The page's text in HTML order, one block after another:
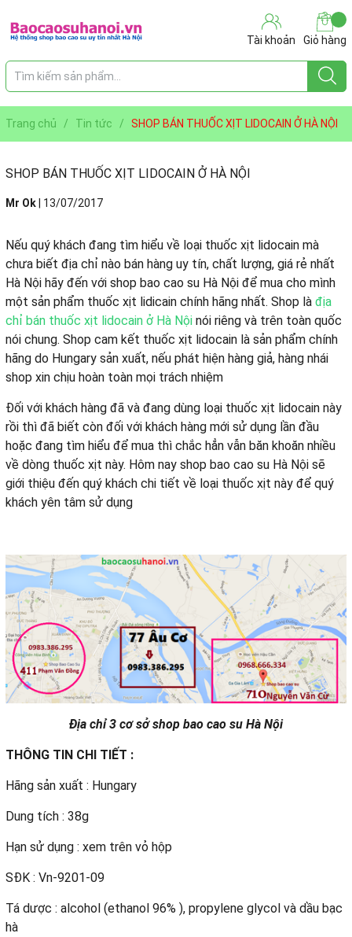
Tài khoản Giỏ hàng
Trang chủ / Tin tức / SHOP BÁN THUỐC XỊT LIDOCAIN Ở HÀ NỘI
SHOP BÁN THUỐC XỊT LIDOCAIN Ở HÀ NỘI
Mr Ok 13/07/2017
Nếu quý khách đang tìm hiểu về loại thuốc xịt lidocain mà
chưa biết địa chỉ nào bán hàng uy tín, chất lượng, giá rẻ nhất
Hà Nội hãy đến với shop bao cao su Hà Nội để mua cho mình
một sản phẩm thuốc xịt lidicain chính hãng nhất. Shop là địa
chỉ bán thuốc xịt lidocain ở Hà Nội nói riêng và trên toàn quốc
nói chung. Shop cam kết thuốc xịt lidocain là sản phẩm chính
hãng do Hungary sản xuất, nếu phát hiện hàng giả, hàng nhái
shop xin chịu hoàn toàn mọi trách nhiệm
Đối với khách hàng đã và đang dùng loại thuốc xịt lidocain này
rồi thì đã biết còn đối với khách hàng mới sử dụng lần đầu
hoặc đang tìm hiểu để mua thì chắc hẳn vẫn băn khoăn nhiều
về dòng thuốc xịt này. Hôm nay shop bao cao su Hà Nội sẽ
giới thiệu đến quý khách chi tiết về loại thuốc xịt này để quý
khách yên tâm sử dụng
Địa chỉ 3 cơ sở shop bao cao su Hà Nội
THÔNG TIN CHI TIẾT :
Hãng sản xuất : Hungary
Dung tích : 38g
Hạn sử dụng : xem trên vỏ hộp
SĐK : Vn-9201-09
Tá dược : alcohol (ethanol 96% ), propylene glycol và dầu bạc
hà